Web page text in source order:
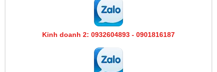
Kinh doanh 2: 0932604893 - 0901816187